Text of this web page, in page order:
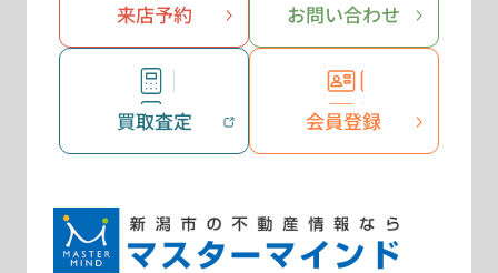
来店予約 お問い合わせ
買取査定 会員登録